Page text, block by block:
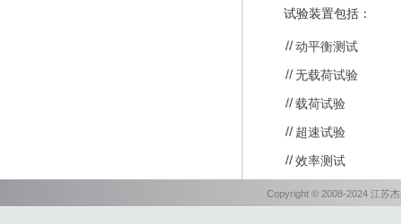
试验装置包括：
动平衡测试
无载荷试验
载荷试验
超速试验
效率测试
Copyright © 2008-2024 江苏